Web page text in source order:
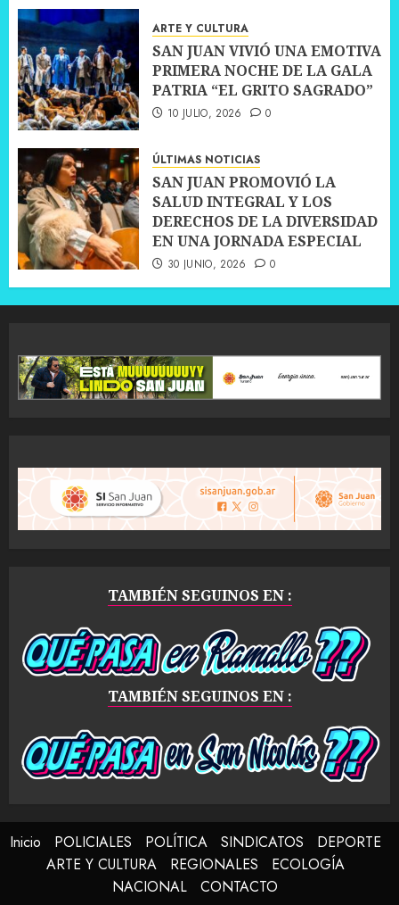
ARTE Y CULTURA
SAN JUAN VIVIÓ UNA EMOTIVA
PRIMERA NOCHE DE LA GALA
PATRIA “EL GRITO SAGRADO”
10 JULIO, 2026 0
ÚLTIMAS NOTICIAS
SAN JUAN PROMOVIÓ LA
SALUD INTEGRAL Y LOS
DERECHOS DE LA DIVERSIDAD
EN UNA JORNADA ESPECIAL
30 JUNIO, 2026 0
TAMBIÉN SEGUINOS EN :
TAMBIÉN SEGUINOS EN :
Inicio POLICIALES POLÍTICA SINDICATOS
DEPORTE
ARTE Y CULTURA
REGIONALES
ECOLOGÍA
NACIONAL
CONTACTO